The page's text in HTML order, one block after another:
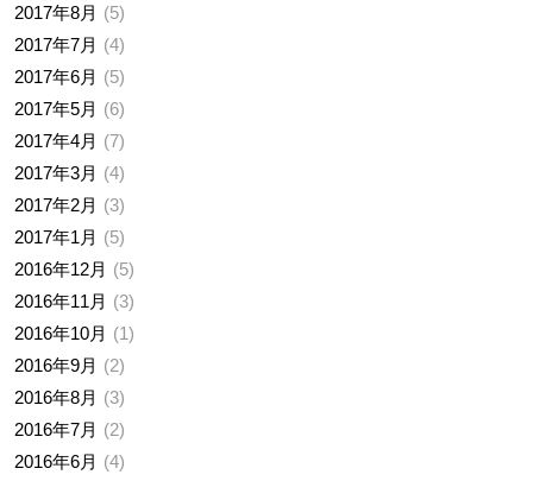
2017年8月
5
2017年7月
4
2017年6月
5
2017年5月
6
2017年4月
7
2017年3月
4
2017年2月
3
2017年1月
5
2016年12月
5
2016年11月
3
2016年10月
1
2016年9月
2
2016年8月
3
2016年7月
2
2016年6月
4